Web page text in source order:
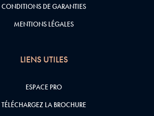
CONDITIONS DE GARANTIES
MENTIONS LÉGALES
LIENS UTILES
ESPACE PRO
TÉLÉCHARGEZ LA BROCHURE